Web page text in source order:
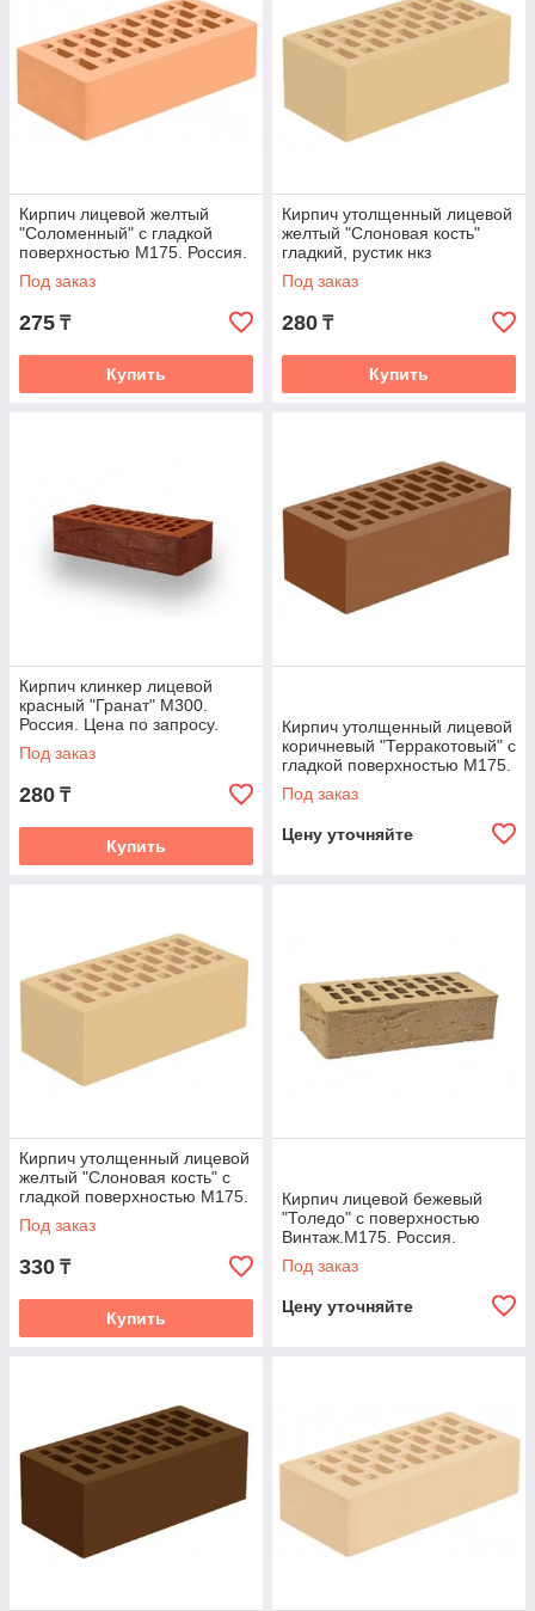
Кирпич лицевой желтый
"Соломенный" с гладкой
поверхностью М175. Россия.
Под заказ
275 ₸
Купить
Кирпич утолщенный лицевой
желтый "Слоновая кость"
гладкий, рустик нкз
Под заказ
280 ₸
Купить
Кирпич клинкер лицевой
красный "Гранат" М300.
Россия. Цена по запросу.
Под заказ
280 ₸
Купить
Кирпич утолщенный лицевой
коричневый "Терракотовый" с
гладкой поверхностью М175.
Россия
Под заказ
Цену уточняйте
Кирпич утолщенный лицевой
желтый "Слоновая кость" с
гладкой поверхностью М175.
Россия
Под заказ
330 ₸
Купить
Кирпич лицевой бежевый
"Толедо" с поверхностью
Винтаж.М175. Россия.
Под заказ
Цену уточняйте